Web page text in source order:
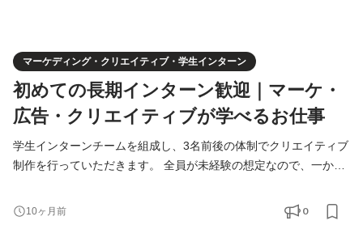
マーケディング・クリエイティブ・学生インターン
初めての長期インターン歓迎｜マーケ・
広告・クリエイティブが学べるお仕事
学生インターンチームを組成し、3名前後の体制でクリエイティブ
制作を行っていただきます。 全員が未経験の想定なので、一から
体制 ＝＝＝＝＝＝＝＝＝＝＝＝＝＝＝＝＝＝ 責任者：石堂（元サ
イバーエージェント、業務全般を直接指導します） クリエイティ
10ヶ月前 0